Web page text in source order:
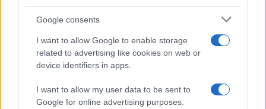
Google consents
I want to allow Google to enable storage
related to advertising like cookies on web or
device identifiers in apps.
I want to allow my user data to be sent to
Google for online advertising purposes.
αιτήσεις τους ηλεκτρονικά μέσω της ιστοσελίδας
ntantades.gov.gr. Η διαδικασία υποβολής είναι δωρεάν
και περιλαμβάνει τη δήλωση της διαθεσιμότητας των
ωρών εργασίας ανά ημέρα, ενώ το ακριβές ωράριο
καθορίζεται μέσω ιδιωτικής συμφωνίας με τους γονείς.